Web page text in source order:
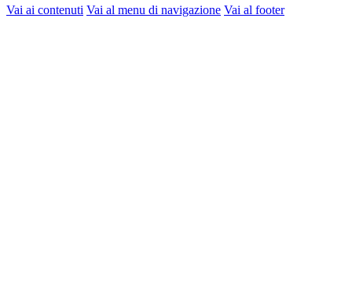
Vai ai contenuti Vai al menu di navigazione Vai al footer